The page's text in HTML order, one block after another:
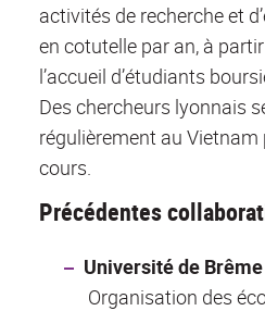
activités de recherche et
en cotutelle par an, à
l’accueil d’étudiants
Des chercheurs lyonnais
régulièrement au Vietnam
cours.
Précédentes
Université de
Organisation des